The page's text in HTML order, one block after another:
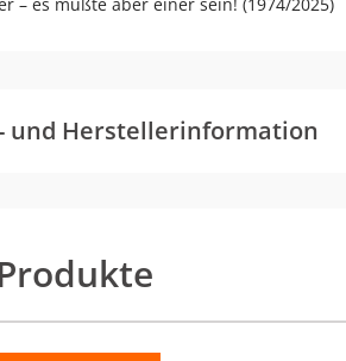
und Herstellerinformation